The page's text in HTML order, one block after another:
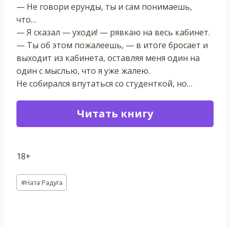
— Не говори ерунды, ты и сам понимаешь,
что…
— Я сказал — уходи! — рявкаю на весь кабинет.
— Ты об этом пожалеешь, — в итоге бросает и
выходит из кабинета, оставляя меня один на
один с мыслью, что я уже жалею.
Не собирался впутаться со студенткой, но…
Читать книгу
18+
Метки
записи:
#Ната Радуга